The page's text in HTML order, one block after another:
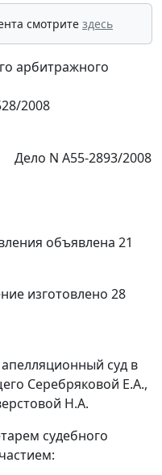
смотрите здесь
арбитражного
2008
Дело N А55-2893/2008
объявлена 21
изготовлено 28
суд в
Серебряковой Е.А.,
Н.А.
судебного